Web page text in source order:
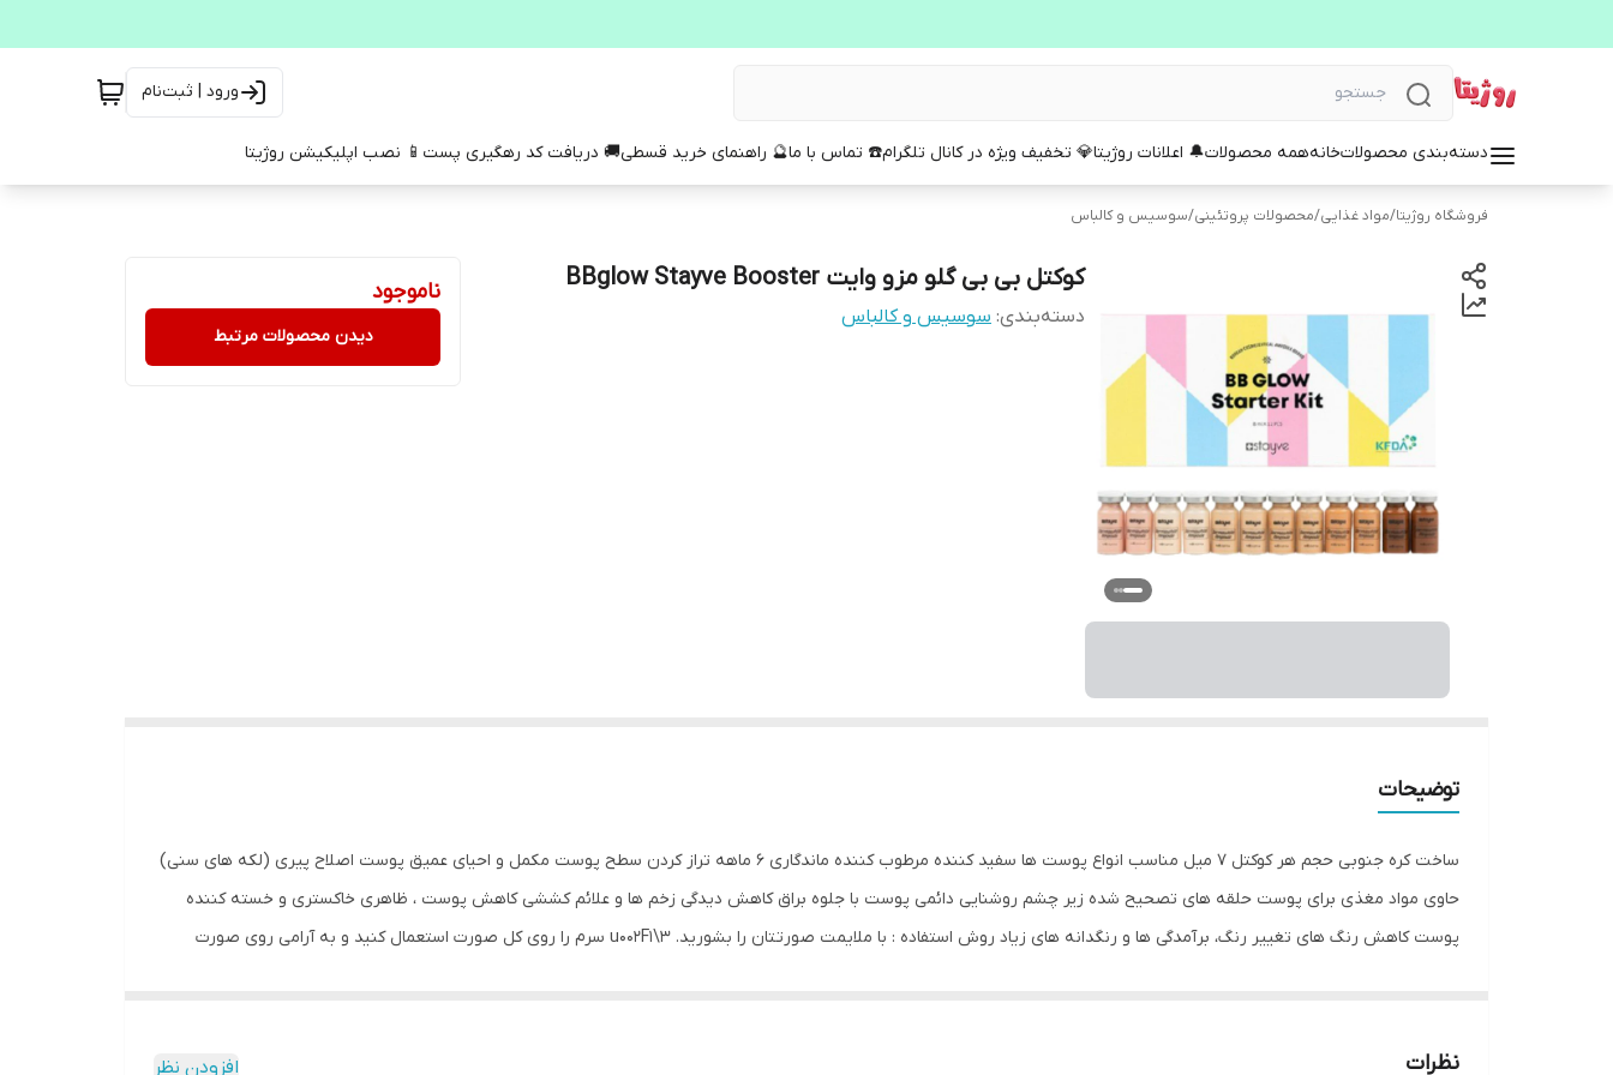
ورود | ثبت‌نام
دسته‌بندی محصولاتخانههمه محصولات🔔 اعلانات روژیتا💎 تخفیف ویژه در کانال تلگرام☎️ تماس با ما🔮 راهنمای خرید قسطی🚚 دریافت کد رهگیری پست 📱 نصب اپلیکیشن روژیتا
فروشگاه روژیتا/مواد غذایی/محصولات پروتئینی/سوسیس و کالباس
کوکتل بی بی گلو مزو وایت BBglow Stayve Booster
دسته‌بندی: سوسیس و کالباس
ناموجود
دیدن محصولات مرتبط
توضیحات
ساخت کره جنوبی حجم هر کوکتل 7 میل مناسب انواع پوست ها سفید کننده مرطوب کننده ماندگاری 6 ماهه تراز کردن سطح پوست مکمل و احیای عمیق پوست اصلاح پیری (لکه های سنی)
حاوی مواد مغذی برای پوست حلقه های تصحیح شده زیر چشم روشنایی دائمی پوست با جلوه براق کاهش دیدگی زخم ها و علائم کششی کاهش پوست ، ظاهری خاکستری و خسته کننده
پوست کاهش رنگ های تغییر رنگ، برآمدگی ها و رنگدانه های زیاد روش استفاده : با ملایمت صورتتان را بشورید. 3\u002F1 سرم را روی کل صورت استعمال کنید و به آرامی روی صورت
(از آنجایی که در پوست از طریق سوزن های ریز مسیر عبور ایجاد شده است، نرخ جذب سرم به حداکثر می رسد صحیح نیست در حالتی که نرخ جذب بیشینه است از مواد آرایشی عمومی
نظرات افزودن نظر